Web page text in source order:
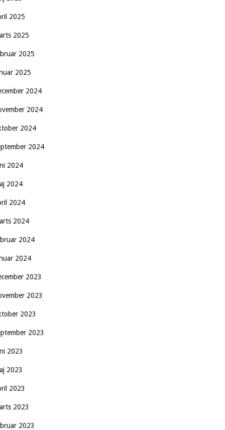
2025
2025
2025
2025
2024
2024
2024
2024
2024
2024
2024
2024
2024
2024
2023
2023
2023
2023
2023
2023
2023
2023
2023